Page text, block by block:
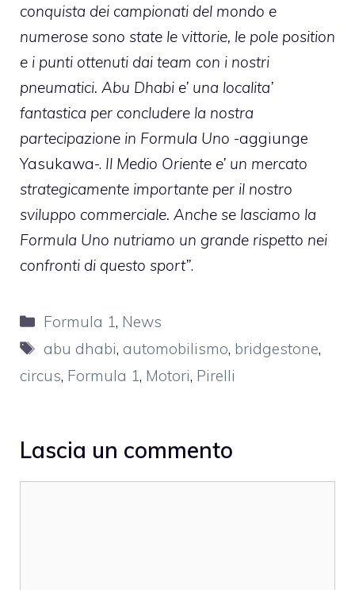
conquista dei campionati del mondo e
numerose sono state le vittorie, le pole position
e i punti ottenuti dai team con i nostri
pneumatici. Abu Dhabi e’ una localita’
fantastica per concludere la nostra
partecipazione in Formula Uno -aggiunge
Yasukawa-. Il Medio Oriente e’ un mercato
strategicamente importante per il nostro
sviluppo commerciale. Anche se lasciamo la
Formula Uno nutriamo un grande rispetto nei
confronti di questo sport”.
Categorie
Formula 1, News
Tag
abu dhabi, automobilismo, bridgestone,
circus, Formula 1, Motori, Pirelli
Lascia un commento